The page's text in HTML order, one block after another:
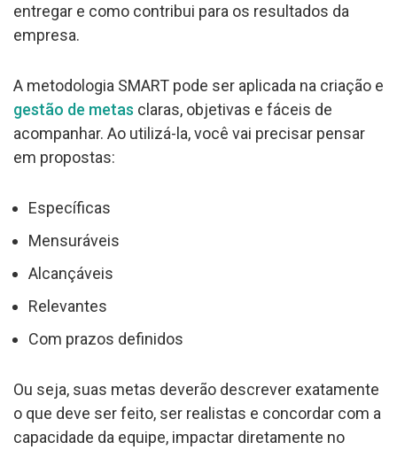
entregar e como contribui para os resultados da
empresa.
A metodologia SMART pode ser aplicada na criação e
gestão de metas claras, objetivas e fáceis de
acompanhar. Ao utilizá-la, você vai precisar pensar
em propostas:
Específicas
Mensuráveis
Alcançáveis
Relevantes
Com prazos definidos
Ou seja, suas metas deverão descrever exatamente
o que deve ser feito, ser realistas e concordar com a
capacidade da equipe, impactar diretamente no